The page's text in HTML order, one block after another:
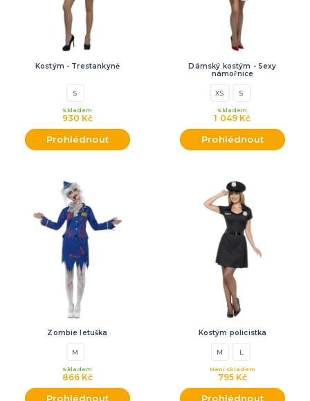
Kostým - Trestankyně
S
930 Kč
Skladem
Prohlédnout
Dámský kostým - Sexy
námořnice
XS S
1 049 Kč
Skladem
Prohlédnout
Zombie letuška
M
866 Kč
Skladem
Prohlédnout
Kostým policistka
M L
795 Kč
Není skladem
Prohlédnout